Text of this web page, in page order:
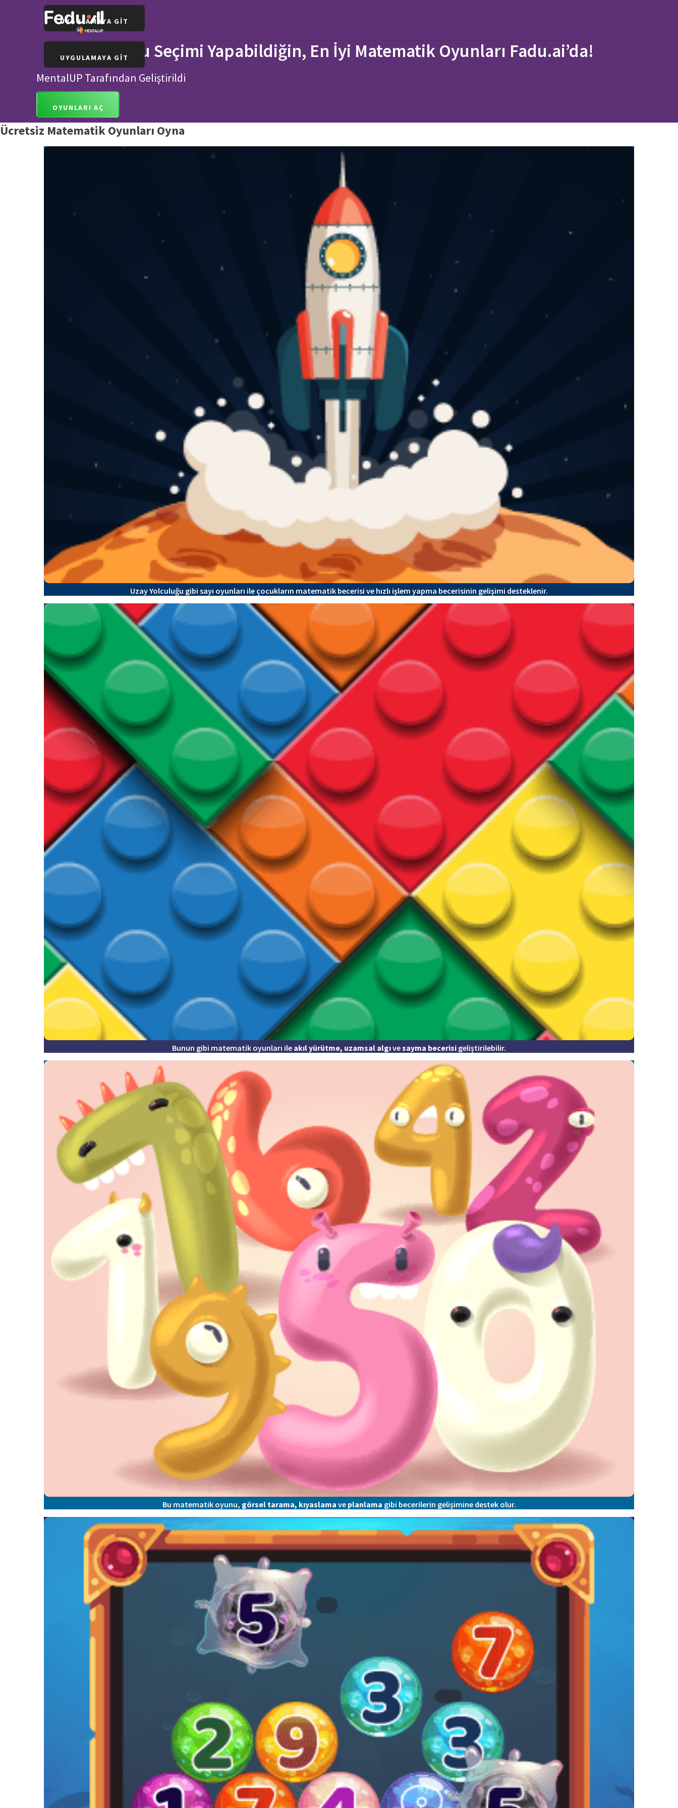
UYGULAMAYA GİT
UYGULAMAYA GİT
Ünite ve Konu Seçimi Yapabildiğin, En İyi Matematik Oyunları Fadu.ai’da!
MentalUP Tarafından Geliştirildi
OYUNLARI AÇ
Ücretsiz Matematik Oyunları Oyna
Uzay Yolculuğu gibi sayı oyunları ile çocukların matematik becerisi ve hızlı işlem yapma becerisinin gelişimi desteklenir.
Bunun gibi matematik oyunları ile akıl yürütme, uzamsal algıvesayma becerisi geliştirilebilir.
Bu matematik oyunu, görsel tarama, kıyaslama ve planlama gibi becerilerin gelişimine destek olur.